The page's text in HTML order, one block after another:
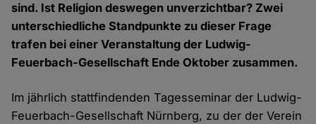
sind. Ist Religion deswegen unverzichtbar? Zwei
unterschiedliche Standpunkte zu dieser Frage
trafen bei einer Veranstaltung der Ludwig-
Feuerbach-Gesellschaft Ende Oktober zusammen.
Im jährlich stattfindenden Tagesseminar der Ludwig-
Feuerbach-Gesellschaft Nürnberg, zu der der Verein